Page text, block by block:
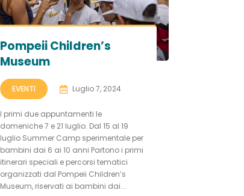
Pompeii Children’s
Museum
EVENTI Luglio 7, 2024
I primi due appuntamenti le
domeniche 7 e 21 luglio. Dal 15 al 19
luglio Summer Camp sperimentale per
bambini dai 6 ai 10 anni Partono i primi
itinerari speciali e percorsi tematici
organizzati dal Pompeii Children’s
Museum, riservati ai bambini dai...